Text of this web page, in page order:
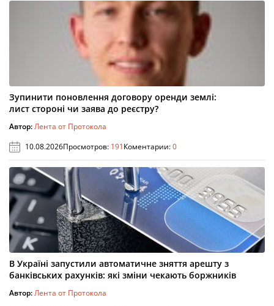
Зупинити поновлення договору оренди землі:
лист стороні чи заява до реєстру?
Автор:Лента от Протокола
10.08.2026Просмотров: 191Коментарии:0
В Україні запустили автоматичне зняття арешту з
банківських рахунків: які зміни чекають боржників
Автор:Лента от Протокола